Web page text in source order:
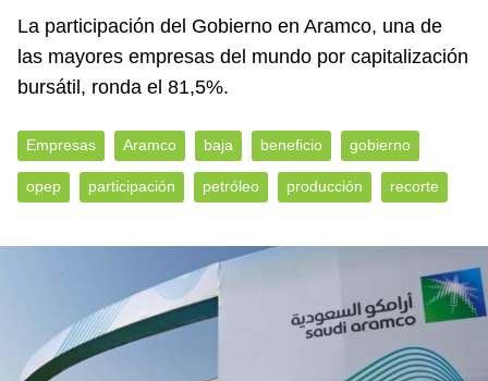
La participación del Gobierno en Aramco, una de
las mayores empresas del mundo por capitalización
bursátil, ronda el 81,5%.
Empresas Aramco baja beneficio gobierno
opep participación petróleo producción recorte